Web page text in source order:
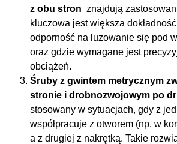
z obu stron znajdują
kluczowa jest większa
odporność na luzowanie się pod
oraz gdzie wymagane jest
obciążeń.
Śruby z gwintem metrycznym
stronie i drobnozwojowym po
stosowany w sytuacjach, gdy z
współpracuje z otworem (np. w
a z drugiej z nakrętką. Takie